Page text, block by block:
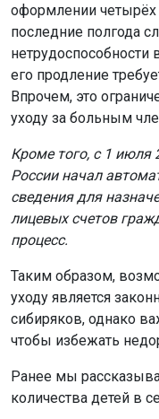
оформлении четырёх
последние полгода
нетрудоспособности
его продление
Впрочем, это
уходу за больным
Кроме того, с 1
России начал
сведения для
лицевых счетов
процесс.
Таким образом,
уходу является
сибиряков, однако
чтобы избежать
Ранее мы
количества детей в